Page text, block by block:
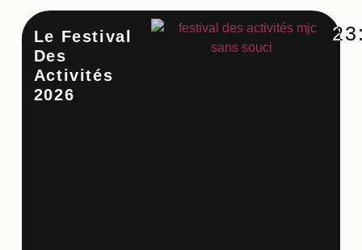
Le Festival
Des
Activités
2026